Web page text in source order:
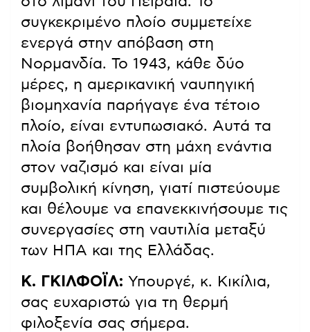
συγκεκριμένο πλοίο συμμετείχε
ενεργά στην απόβαση στη
Νορμανδία. Το 1943, κάθε δύο
μέρες, η αμερικανική ναυπηγική
βιομηχανία παρήγαγε ένα τέτοιο
πλοίο, είναι εντυπωσιακό. Αυτά τα
πλοία βοήθησαν στη μάχη ενάντια
στον ναζισμό και είναι μία
συμβολική κίνηση, γιατί πιστεύουμε
και θέλουμε να επανεκκινήσουμε τις
συνεργασίες στη ναυτιλία μεταξύ
των ΗΠΑ και της Ελλάδας.
Κ. ΓΚΙΛΦΟΪΛ: Υπουργέ, κ. Κικίλια,
σας ευχαριστώ για τη θερμή
φιλοξενία σας σήμερα.